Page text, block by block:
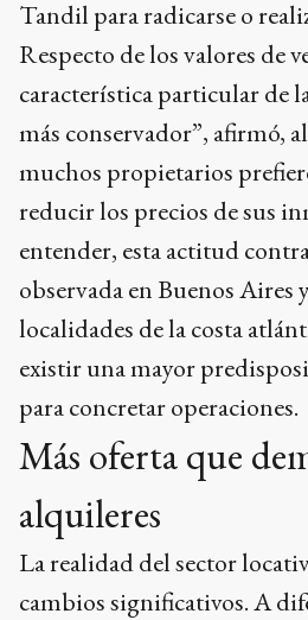
Tandil para radicarse o
Respecto de los valores de
característica particular de
más conservador”, afirmó,
muchos propietarios
reducir los precios de sus
entender, esta actitud
observada en Buenos Aires
localidades de la costa
existir una mayor
para concretar operaciones.
Más oferta que
alquileres
La realidad del sector
cambios significativos. A